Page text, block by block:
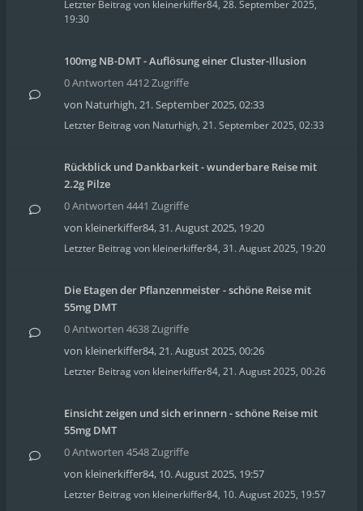
Letzter Beitrag von kleinerkiffer84, 28. September 2025,
19:30
100mg NB-DMT - Auflösung einer Cluster-Illusion
0 Antworten 4412 Zugriffe
von Naturhigh,21. September 2025, 02:33
Letzter Beitrag von Naturhigh, 21. September 2025, 02:33
Rückblick und Dankbarkeit - wunderbare Reise mit
2.2g Pilze
0 Antworten 4441 Zugriffe
von kleinerkiffer84,31. August 2025, 19:20
Letzter Beitrag von kleinerkiffer84, 31. August 2025, 19:20
Die Etagen der Pflanzenmeister - schöne Reise mit
55mg DMT
0 Antworten 4638 Zugriffe
von kleinerkiffer84,21. August 2025, 00:26
Letzter Beitrag von kleinerkiffer84, 21. August 2025, 00:26
Einsicht zeigen und sich erinnern - schöne Reise mit
55mg DMT
0 Antworten 4548 Zugriffe
von kleinerkiffer84, 10. August 2025, 19:57
Letzter Beitrag von kleinerkiffer84, 10. August 2025, 19:57